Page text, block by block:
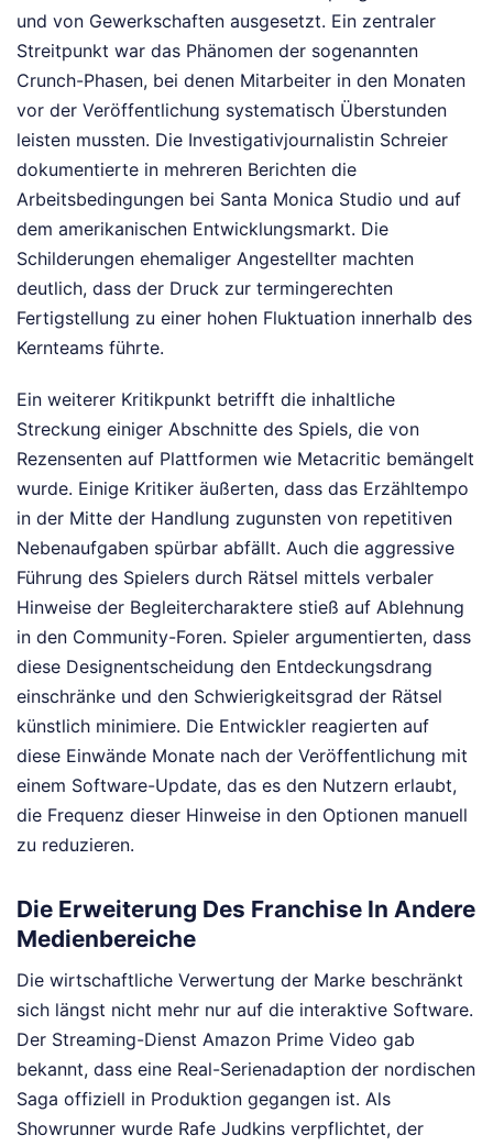
und von Gewerkschaften ausgesetzt. Ein zentraler
Streitpunkt war das Phänomen der sogenannten
Crunch-Phasen, bei denen Mitarbeiter in den Monaten
vor der Veröffentlichung systematisch Überstunden
leisten mussten. Die Investigativjournalistin Schreier
dokumentierte in mehreren Berichten die
Arbeitsbedingungen bei Santa Monica Studio und auf
dem amerikanischen Entwicklungsmarkt. Die
Schilderungen ehemaliger Angestellter machten
deutlich, dass der Druck zur termingerechten
Fertigstellung zu einer hohen Fluktuation innerhalb des
Kernteams führte.
Ein weiterer Kritikpunkt betrifft die inhaltliche
Streckung einiger Abschnitte des Spiels, die von
Rezensenten auf Plattformen wie Metacritic bemängelt
wurde. Einige Kritiker äußerten, dass das Erzähltempo
in der Mitte der Handlung zugunsten von repetitiven
Nebenaufgaben spürbar abfällt. Auch die aggressive
Führung des Spielers durch Rätsel mittels verbaler
Hinweise der Begleitercharaktere stieß auf Ablehnung
in den Community-Foren. Spieler argumentierten, dass
diese Designentscheidung den Entdeckungsdrang
einschränke und den Schwierigkeitsgrad der Rätsel
künstlich minimiere. Die Entwickler reagierten auf
diese Einwände Monate nach der Veröffentlichung mit
einem Software-Update, das es den Nutzern erlaubt,
die Frequenz dieser Hinweise in den Optionen manuell
zu reduzieren.
Die Erweiterung Des Franchise In Andere
Medienbereiche
Die wirtschaftliche Verwertung der Marke beschränkt
sich längst nicht mehr nur auf die interaktive Software.
Der Streaming-Dienst Amazon Prime Video gab
bekannt, dass eine Real-Serienadaption der nordischen
Saga offiziell in Produktion gegangen ist. Als
Showrunner wurde Rafe Judkins verpflichtet, der